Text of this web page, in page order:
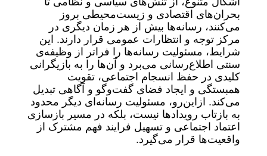
بحران‌های اقتصادی و زیست‌محیطی بروز
می‌کنند، رسانه‌ها بیش از هر زمان دیگری در
مرکز توجه و انتظارات عمومی قرار دارند. این
شرایط، مسئولیت رسانه‌ها را فراتر از وظیفه‌ی
سنتی اطلاع‌رسانی می‌برد و آن‌ها را به بازیگرانی
کلیدی در حفظ انسجام اجتماعی، تقویت
همبستگی و ایجاد فضای گفت‌وگو و آگاهی تبدیل
می‌کند. ازاین‌رو، مسئولیت رسانه‌ای دیگر محدود
به بازتاب رویدادها نیست، بلکه در مسیر بازسازی
اعتماد اجتماعی و تسهیل فرایند فهم مشترک از
واقعیت‌ها قرار می‌گیرد.